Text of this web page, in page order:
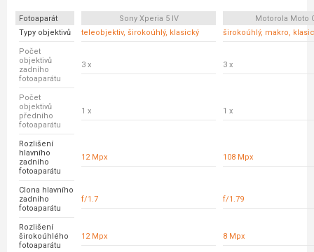
Fotoaparát Sony Xperia 5 IV
Motorola Moto
Typy objektivů
teleobjektiv, širokoúhlý, klasický širokoúhlý, makro,
Počet
objektivů
zadního
fotoaparátu
3 x 3 x
Počet
objektivů
předního
fotoaparátu
1 x 1 x
Rozlišení
hlavního
zadního
fotoaparátu
12 Mpx 108 Mpx
Clona hlavního
zadního
fotoaparátu
f/1.7 f/1.79
Rozlišení
širokoúhlého
fotoaparátu
12 Mpx 8 Mpx